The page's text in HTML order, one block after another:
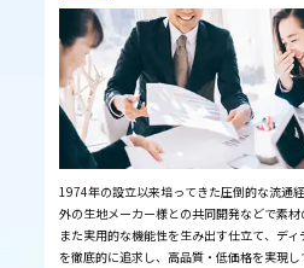
1974年の設立以来培ってきた圧倒的な流通
外の生地メーカー様との共同開発などで素材
また実用的な機能性を生み出す仕立て、デ
を徹底的に追求し、高品質・低価格を実現し